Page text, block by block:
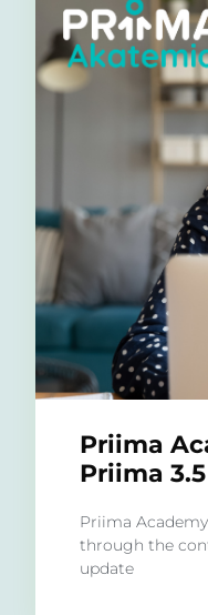
Priima
Priima 3.5
Priima
through the
update